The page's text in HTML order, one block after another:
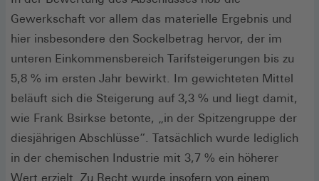
Gewerkschaft vor allem das materielle Ergebnis und
hier insbesondere den Sockelbetrag hervor, der im
unteren Einkommensbereich Tarifsteigerungen bis zu
5,8 % im ersten Jahr bewirkt. Im gewichteten Mittel
beläuft sich die Steigerung auf 3,3 % und liegt damit,
wie Frank Bsirkse betonte, „in der Spitzengruppe der
diesjährigen Abschlüsse“. Tatsächlich wurde lediglich
in der chemischen Industrie mit 3,7 % ein höherer
Wert erzielt. Zu Recht wurde insofern von einem